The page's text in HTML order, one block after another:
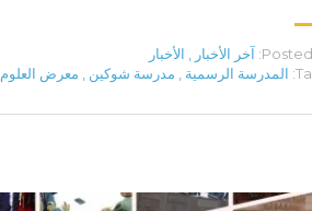
Posted آخر الأخبار
الأخبار
المدرسة الرسمية مدرسة شوكين معرض العلوم